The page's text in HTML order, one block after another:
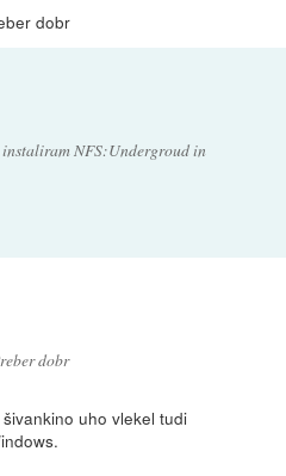
dobr
NFS:Undergroud in
dobr
uho vlekel tudi